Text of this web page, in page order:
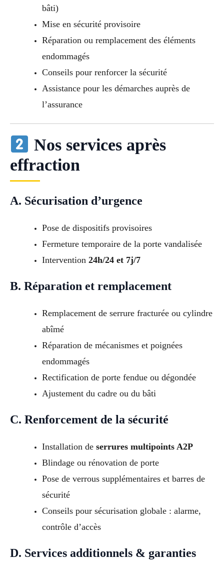
bâti)
Mise en sécurité provisoire
Réparation ou remplacement des éléments
endommagés
Conseils pour renforcer la sécurité
Assistance pour les démarches auprès de
l’assurance
Nos services après
effraction
A. Sécurisation d’urgence
Pose de dispositifs provisoires
Fermeture temporaire de la porte vandalisée
Intervention 24h/24 et 7j/7
B. Réparation et remplacement
Remplacement de serrure fracturée ou cylindre
abîmé
Réparation de mécanismes et poignées
endommagés
Rectification de porte fendue ou dégondée
Ajustement du cadre ou du bâti
C. Renforcement de la sécurité
Installation de serrures multipoints A2P
Blindage ou rénovation de porte
Pose de verrous supplémentaires et barres de
sécurité
Conseils pour sécurisation globale : alarme,
contrôle d’accès
D. Services additionnels & garanties